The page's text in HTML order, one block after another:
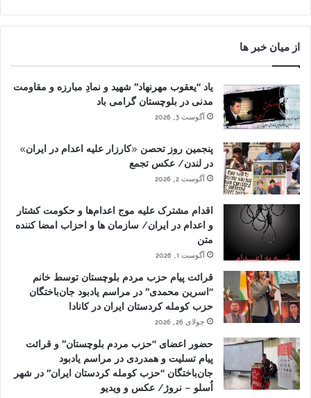
از میان خبر ها
یاد “یعقوب مهرنهاد” شهید و نمادِ مبارزه و مقاومت
مدنی در بلوچستان گرامی باد
آگوست 3, 2026
پنجمین روز تحصن «کارزار علیه اعدام در ایران»
در لندن/ عکس تجمع
آگوست 2, 2026
اقدام مشترک علیه موج اعدام‌ها و حکومت کشتار
و اعدام در ایران/ سازمان ها و احزاب امضا کننده
متن
آگوست 1, 2026
قرائت پیام حزب مردم بلوچستان توسط خانم
“اسرین محمدی” در مراسم یادبود جان‌باختگان
حزب کومله کردستان ایران در کانادا
جولای 26, 2026
حضور اعضای “حزب مردم بلوچستان” و قرائت
پیام تسلیت و همدردی در مراسم یادبود
جان‌باختگان “حزب کومله کردستان ایران” در شهر
اُسلو – نروژ/ عکس و ویدیو